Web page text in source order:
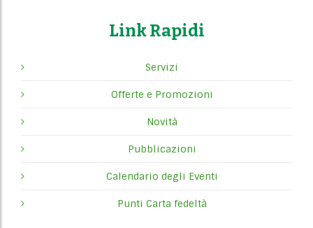
Link Rapidi
Servizi
Offerte e Promozioni
Novità
Pubblicazioni
Calendario degli Eventi
Punti Carta fedeltà